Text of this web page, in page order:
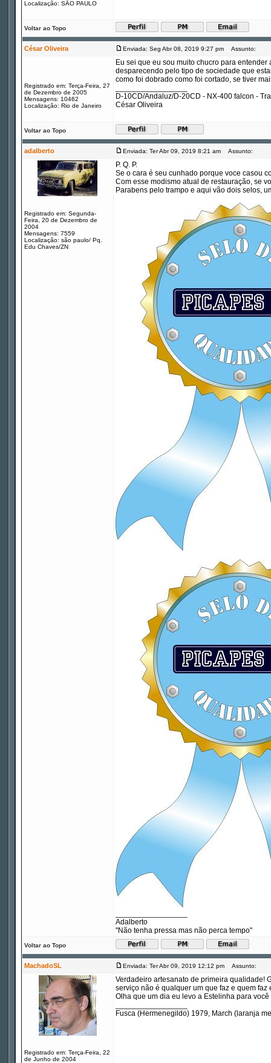
Localização: SÃO PAULO
Voltar ao Topo
César Oliveira Enviada: Seg Abr 08, 2019 9:27 pm Assunto:
Registrado em: Terça-Feira, 27
de Dezembro de 2005
Mensagens: 10462
Localização: Rio de Janeiro
Eu sei que eu sou muito chucro para
desparecendo pelo tipo de sociedade que
como foi dobrado como foi cortado, se tiver
D-10CD/Andaluz/D-20CD - NX-400 falcon -
César Oliveira
Voltar ao Topo
adalberto Enviada: Ter Abr 09, 2019 8:21 am Assunto:
Registrado em: Segunda-
Feira, 20 de Dezembro de
2004
Mensagens: 7559
Localização: são paulo/ Pq.
Edu Chaves/ZN
P. Q. P.
Se o cara é seu cunhado porque voce casou
Com esse modismo atual de restauração, se
Parabens pelo trampo e aqui vão dois selos,
Adalberto
"Não tenha pressa mas não perca tempo"
Voltar ao Topo
MachadoSL Enviada: Ter Abr 09, 2019 12:12 pm Assunto:
Registrado em: Terça-Feira, 22
de Junho de 2004
Verdadeiro artesanato de primeira qualidade!
serviço não é qualquer um que faz e quem faz
Olha que um dia eu levo a Estelinha para
Fusca (Hermenegildo) 1979, March (laranja